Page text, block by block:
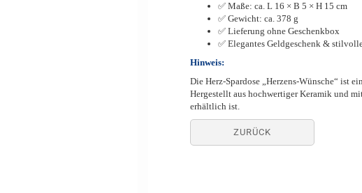
✅ Maße: ca. L 16 × B 5 × H 15 cm
✅ Gewicht: ca. 378 g
✅ Lieferung ohne Geschenkbox
✅ Elegantes Geldgeschenk &
Hinweis:
Die Herz-Spardose „Herzens-Wünsche“ ist
Hergestellt aus hochwertiger Keramik und
erhältlich ist.
ZURÜCK